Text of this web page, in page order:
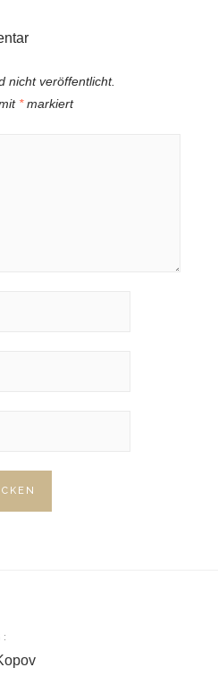
nicht veröffentlicht.
*markiert